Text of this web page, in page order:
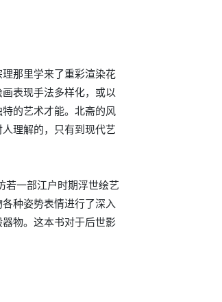
那里学来了重彩渲染花
表现手法多样化，或以
的艺术才能。北斋的风
理解的，只有到现代艺
若一部江户时期浮世绘艺
种姿势表情进行了深入
物。这本书对于后世影